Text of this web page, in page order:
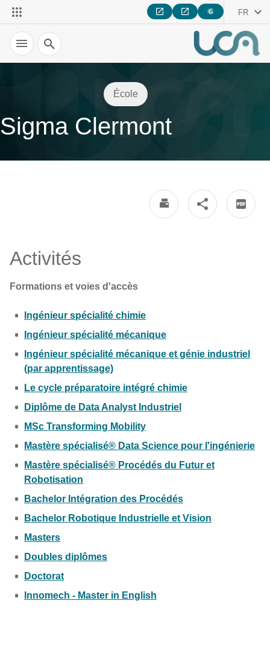
FR
Recherche
École
Sigma Clermont
Activités
Formations et voies d'accès
Ingénieur spécialité chimie
Ingénieur spécialité mécanique
Ingénieur spécialité mécanique et génie industriel
(par apprentissage)
Le cycle préparatoire intégré chimie
Diplôme de Data Analyst Industriel
MSc Transforming Mobility
Mastère spécialisé® Data Science pour l'ingénierie
Mastère spécialisé® Procédés du Futur et
Robotisation
Bachelor Intégration des Procédés
Bachelor Robotique Industrielle et Vision
Masters
Doubles diplômes
Doctorat
Innomech - Master in English